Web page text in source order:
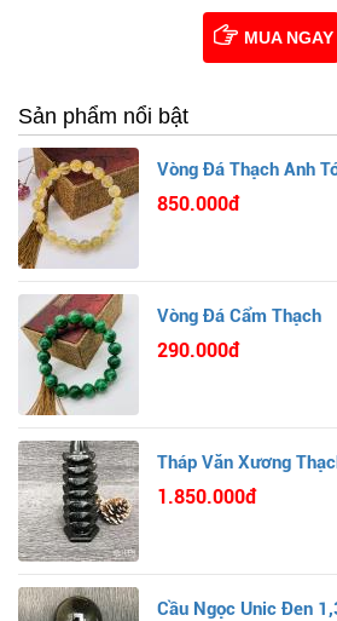
MUA NGAY
Sản phẩm nổi bật
Vòng Đá Thạch Anh
850.000đ
Vòng Đá Cẩm Thạch
290.000đ
Tháp Văn Xương
1.850.000đ
Cầu Ngọc Unic Đen